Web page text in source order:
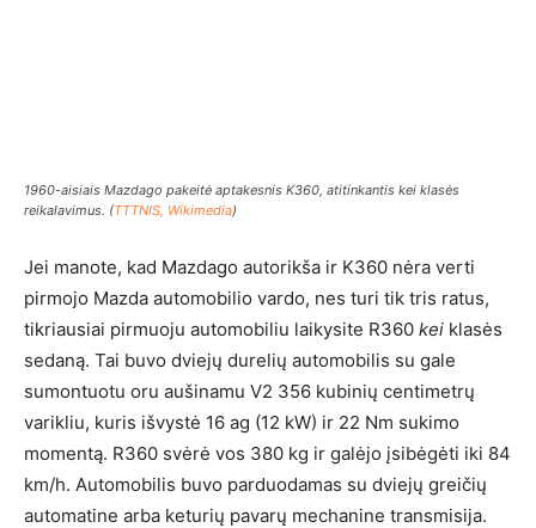
1960-aisiais Mazdago pakeitė aptakesnis K360, atitinkantis kei klasės
reikalavimus. (TTTNIS, Wikimedia)
Jei manote, kad Mazdago autorikša ir K360 nėra verti
pirmojo Mazda automobilio vardo, nes turi tik tris ratus,
tikriausiai pirmuoju automobiliu laikysite R360 kei klasės
sedaną. Tai buvo dviejų durelių automobilis su gale
sumontuotu oru aušinamu V2 356 kubinių centimetrų
varikliu, kuris išvystė 16 ag (12 kW) ir 22 Nm sukimo
momentą. R360 svėrė vos 380 kg ir galėjo įsibėgėti iki 84
km/h. Automobilis buvo parduodamas su dviejų greičių
automatine arba keturių pavarų mechanine transmisija.